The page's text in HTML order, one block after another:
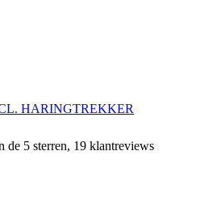
HARINGTREKKER
de 5 sterren, 19 klantreviews